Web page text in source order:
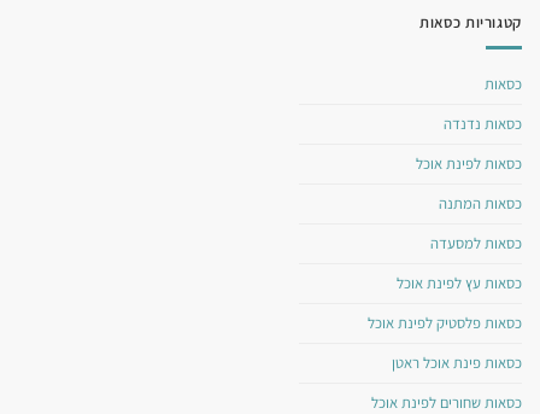
קטגוריות כסאות
כסאות
כסאות נדנדה
כסאות לפינת אוכל
כסאות המתנה
כסאות למסעדה
כסאות עץ לפינת אוכל
כסאות פלסטיק לפינת אוכל
כסאות פינת אוכל ראטן
כסאות שחורים לפינת אוכל